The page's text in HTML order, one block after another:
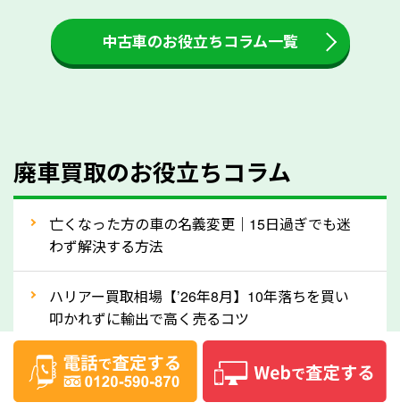
付金をお客様に返還しない業者もあります。廃車査定
をする際には、自動車税の還付金の返還があるかどう
かを確認するようにしてください。北海道のソコカラ
人気の車種は廃車の状態でも、高価買取が可能です。
産車は高く買取が可能です。「廃車＝買取できない」
なら廃車の車も適正価格で買取できます。他社で買取
拒否となった車も価格がつく可能性があるので、諦め
ずに北海道の「ソコカラ」にご相談ください。古い車
でも高価買取が可能なケースは珍しくないため、まず
はWebで簡単にできる無料査定をお試しください。
中古車のお役立ちコラム一覧
廃車買取のお役立ちコラム
亡くなった方の車の名義変更｜15日過ぎでも迷
わず解決する方法
ハリアー買取相場【’26年8月】10年落ちを買い
叩かれずに輸出で高く売るコツ
ヴェルファイア買取相場【’26年8月】10年落ち
でも「輸出」で高く売るコツ